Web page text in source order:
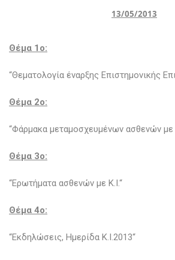
13/05/2013
Θέμα 1o:
“Θεματολογία έναρξης Επιστημονικής
Θέμα 2ο:
“Φάρμακα μεταμοσχευμένων ασθενών με
Θέμα 3o:
“Ερωτήματα ασθενών με Κ.Ι.“
Θέμα 4o:
“Εκδηλώσεις, Ημερίδα Κ.Ι.2013“